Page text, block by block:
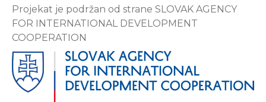
Projekat je podržan od strane SLOVAK AGENCY
FOR INTERNATIONAL DEVELOPMENT
COOPERATION